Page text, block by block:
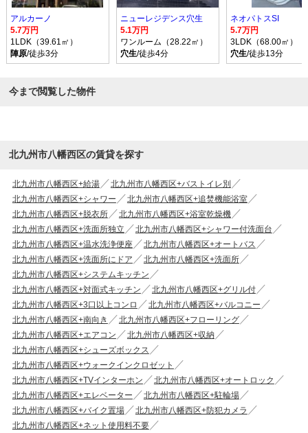
アルカーノ
5.7万円
1LDK（39.61㎡）
陣原/徒歩3分
ニューレジデンス穴生
5.1万円
ワンルーム（28.22㎡）
穴生/徒歩4分
ネオパトスSI
5.7万円
3LDK（68.00㎡）
穴生/徒歩13分
今まで閲覧した物件
北九州市八幡西区の賃貸を探す
北九州市八幡西区+給湯
北九州市八幡西区+バストイレ別
北九州市八幡西区+シャワー
北九州市八幡西区+追焚機能浴室
北九州市八幡西区+脱衣所
北九州市八幡西区+浴室乾燥機
北九州市八幡西区+洗面所独立
北九州市八幡西区+シャワー付洗面台
北九州市八幡西区+温水洗浄便座
北九州市八幡西区+オートバス
北九州市八幡西区+洗面所にドア
北九州市八幡西区+洗面所
北九州市八幡西区+システムキッチン
北九州市八幡西区+対面式キッチン
北九州市八幡西区+グリル付
北九州市八幡西区+3口以上コンロ
北九州市八幡西区+バルコニー
北九州市八幡西区+南向き
北九州市八幡西区+フローリング
北九州市八幡西区+エアコン
北九州市八幡西区+収納
北九州市八幡西区+シューズボックス
北九州市八幡西区+ウォークインクロゼット
北九州市八幡西区+TVインターホン
北九州市八幡西区+オートロック
北九州市八幡西区+エレベーター
北九州市八幡西区+駐輪場
北九州市八幡西区+バイク置場
北九州市八幡西区+防犯カメラ
北九州市八幡西区+ネット使用料不要